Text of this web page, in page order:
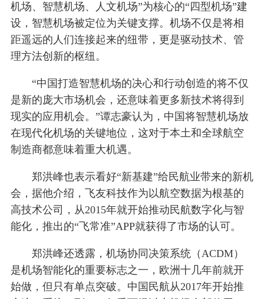
机场、智慧机场、人文机场”为核心的“四型机场”建
设，智慧机场被定位为关键支撑。机场不仅是将相
距遥远的人们连接起来的纽带，更是驱动技术、管
理方法创新的枢纽。
“中国打造智慧机场的决心和行动创造的将不仅
是新的庞大市场机会，还意味着更多新技术将得到
现实的应用机会。”谭志豪认为，中国将智慧机场放
在现代化机场的关键地位，这对于本土和全球航空
制造商都意味着重大机遇。
郑洪峰也表示看好“新基建”给民航业带来的新机
会，据他介绍，飞友科技作为以航空数据为根基的
高技术公司，从2015年就开始推动民航数字化与智
能化，推出的“飞常准”APP就获得了市场的认可。
郑洪峰还透露，机场协同决策系统（ACDM）
是机场智能化的重要标志之一，欧洲十几年前就开
始做，但只有单点突破。中国民航从2017年开始推